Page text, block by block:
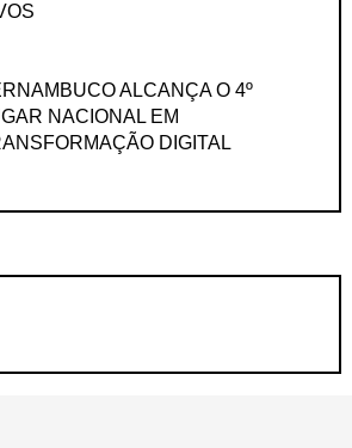
ALCANÇA O 4º
NACIONAL EM
DIGITAL